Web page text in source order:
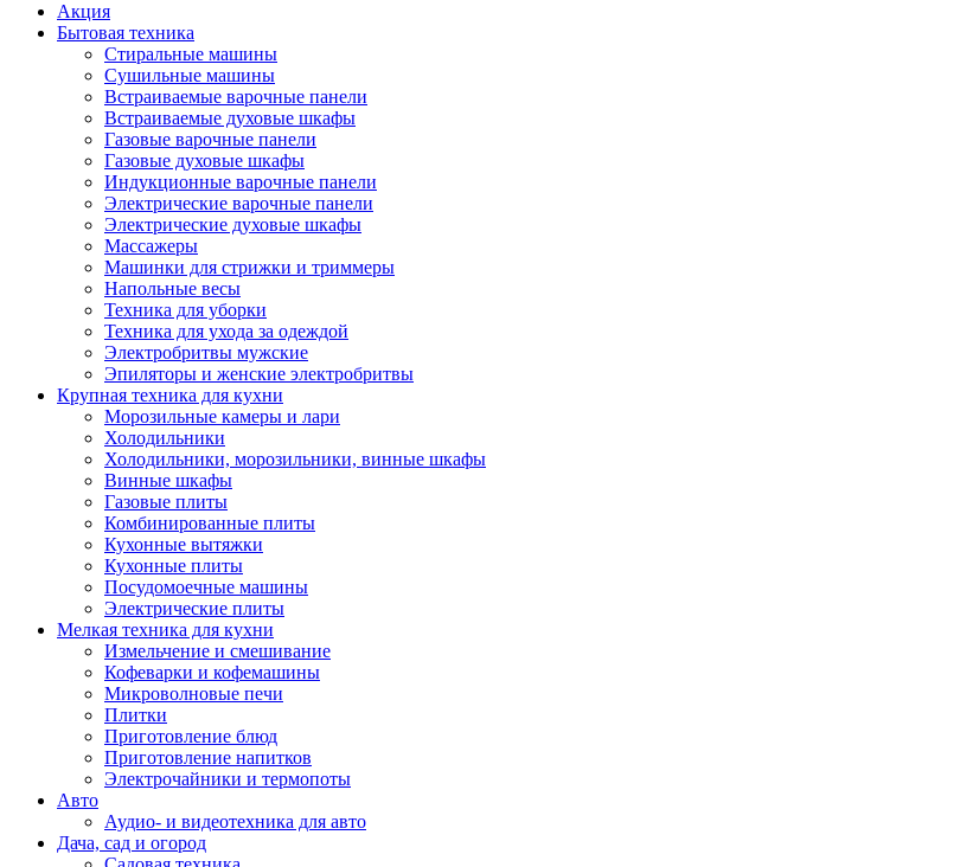
Акция
Бытовая техника
Стиральные машины
Сушильные машины
Встраиваемые варочные панели
Встраиваемые духовые шкафы
Газовые варочные панели
Газовые духовые шкафы
Индукционные варочные панели
Электрические варочные панели
Электрические духовые шкафы
Массажеры
Машинки для стрижки и триммеры
Напольные весы
Техника для уборки
Техника для ухода за одеждой
Электробритвы мужские
Эпиляторы и женские электробритвы
Крупная техника для кухни
Морозильные камеры и лари
Холодильники
Холодильники, морозильники, винные шкафы
Винные шкафы
Газовые плиты
Комбинированные плиты
Кухонные вытяжки
Кухонные плиты
Посудомоечные машины
Электрические плиты
Мелкая техника для кухни
Измельчение и смешивание
Кофеварки и кофемашины
Микроволновые печи
Плитки
Приготовление блюд
Приготовление напитков
Электрочайники и термопоты
Авто
Аудио- и видеотехника для авто
Дача, сад и огород